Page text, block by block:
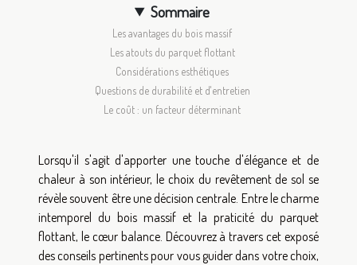
Sommaire
Les avantages du bois massif
Les atouts du parquet flottant
Considérations esthétiques
Questions de durabilité et d'entretien
Le coût : un facteur déterminant
Lorsqu'il s'agit d'apporter une touche d'élégance et de
chaleur à son intérieur, le choix du revêtement de sol se
révèle souvent être une décision centrale. Entre le charme
intemporel du bois massif et la praticité du parquet
flottant, le cœur balance. Découvrez à travers cet exposé
des conseils pertinents pour vous guider dans votre choix,